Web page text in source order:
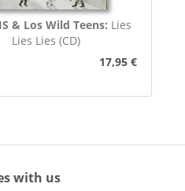
& Los Wild Teens: Lies
Lies Lies (CD)
17,95 €
with us